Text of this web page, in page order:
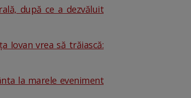
după ce a dezvăluit
Iovan vrea să trăiască:
la marele eveniment